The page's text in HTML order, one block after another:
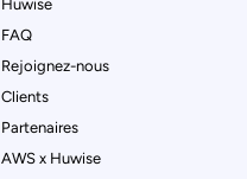
Huwise
FAQ
Rejoignez-nous
Clients
Partenaires
AWS x Huwise